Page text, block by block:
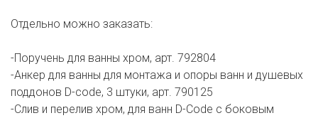
Отдельно можно заказать:
-Поручень для ванны хром, арт. 792804
-Анкер для ванны для монтажа и опоры ванн и душевых
поддонов D-code, 3 штуки, арт. 790125
-Слив и перелив хром, для ванн D-Code с боковым